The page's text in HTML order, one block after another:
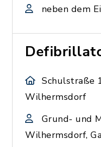
neben dem
Schulstraße
Wilhermsdorf
Grund- und
Wilhermsdorf,